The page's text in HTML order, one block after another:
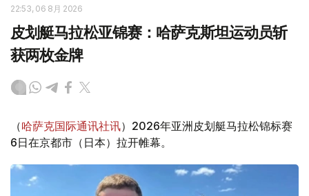
22:53, 06 8月 2026
皮划艇马拉松亚锦赛：哈萨克斯坦运动员斩
获两枚金牌
（哈萨克国际通讯社讯）2026年亚洲皮划艇马拉松锦标赛
6日在京都市（日本）拉开帷幕。